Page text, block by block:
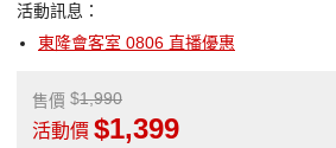
活動訊息：
東隆會客室 0806 直播優惠
售價 1,990
活動價 1,399